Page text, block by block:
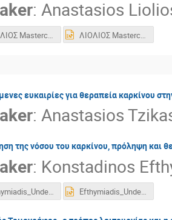
: Anastasios
ΛΙΟΛΙΟΣ Masterclass Βιβλιοθήκη Βέροιας March 2024.pptx
ευκαιρίες για θεραπεία καρκίνου
: Anastasios
της νόσου του καρκίνου, πρόληψη
: Konstadinos
Efthymiadis_Understanding_cancer_23_03_2024_PTMC-CERN_04_03_2023 2.pdf Efthymiadis_Understanding_cancer_23_03_2024_PTMC-CERN_04_03_2023 2.pptx